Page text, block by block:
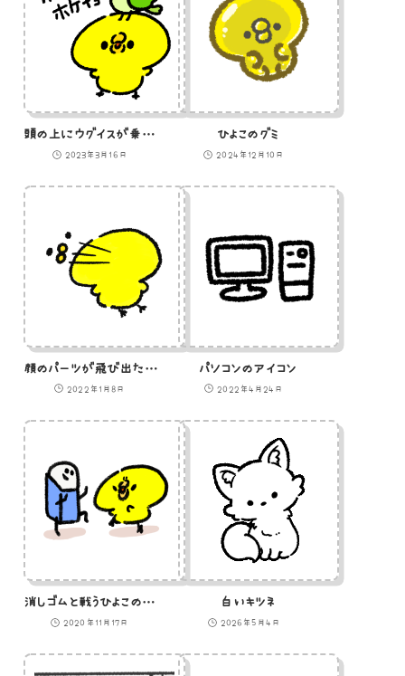
頭の上にウグイスが乗ったひよこのイラスト
2023年3月16日
ひよこのグミ
2024年12月10日
顔のパーツが飛び出たひよこのイラスト
2022年1月8日
パソコンのアイコン
2022年4月24日
消しゴムと戦うひよこのイラスト
2020年11月17日
白いキツネ
2026年5月4日